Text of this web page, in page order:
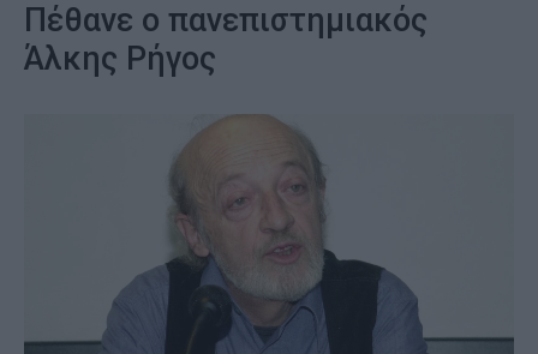
Πέθανε ο πανεπιστημιακός
Άλκης Ρήγος